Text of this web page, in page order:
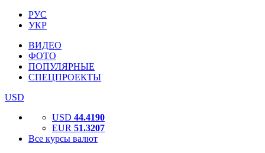
РУС
УКР
ВИДЕО
ФОТО
ПОПУЛЯРНЫЕ
СПЕЦПРОЕКТЫ
USD
USD 44.4190
EUR 51.3207
Все курсы валют